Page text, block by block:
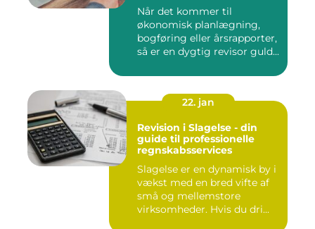
Når det kommer til
økonomisk planlægning,
bogføring eller årsrapporter,
så er en dygtig revisor guld...
22. jan
Revision i Slagelse - din
guide til professionelle
regnskabsservices
Slagelse er en dynamisk by i
vækst med en bred vifte af
små og mellemstore
virksomheder. Hvis du dri...